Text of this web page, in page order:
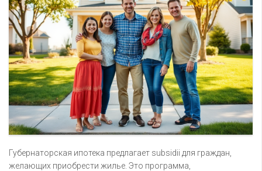
Губернаторская ипотека предлагает subsidii для граждан,
желающих приобрести жилье. Это программа,